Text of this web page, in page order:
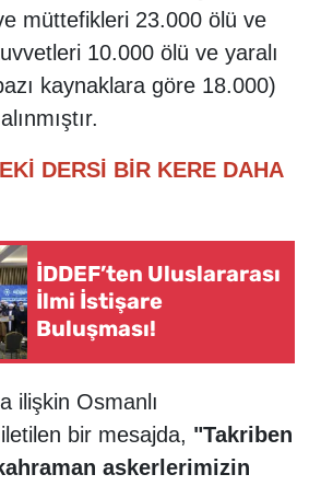
müttefikleri 23.000 ölü ve
10.000 ölü ve yaralı
kaynaklara göre 18.000)
DERSİ BİR KERE DAHA
İDDEF’ten Uluslararası
İlmi İstişare
Buluşması!
ilişkin Osmanlı
bir mesajda, "Takriben
askerlerimizin